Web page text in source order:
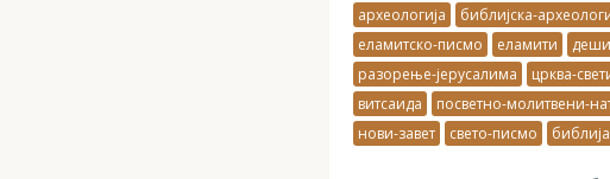
археологија библијска-
еламитско-писмо
еламити
разорење-јерусалима
црква-
витсаида
посветно-молитвени-
нови-завет
свето-писмо библија